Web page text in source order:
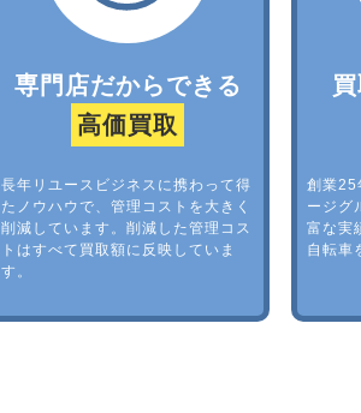
専門店だからできる
高価買取
長年リユースビジネスに携わって得
たノウハウで、管理コストを大きく
削減しています。削減した管理コス
トはすべて買取額に反映していま
す。
創業25
ージグ
富な実
自転車